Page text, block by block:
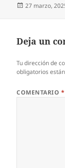
Publicado
27 marzo,
Deja un
Tu dirección de
obligatorios
COMENTARIO *